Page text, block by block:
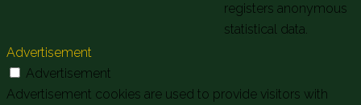
registers anonymous
statistical data.
Advertisement
Advertisement
Advertisement cookies are used to provide visitors with